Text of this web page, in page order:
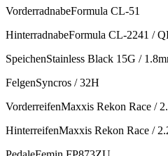
VorderradnabeFormula CL-51
HinterradnabeFormula CL-2241 /
SpeichenStainless Black 15G /
FelgenSyncros / 32H
VorderreifenMaxxis Rekon Race /
HinterreifenMaxxis Rekon Race /